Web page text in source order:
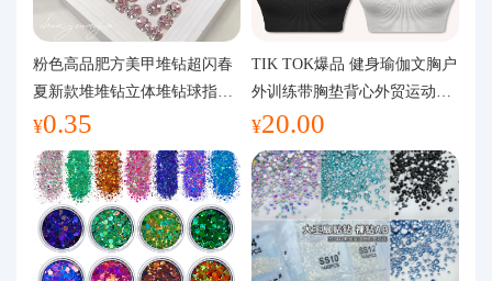
粉色高品肥方美甲堆钻超闪春
夏新款堆堆钻立体堆钻球指甲
装饰品
¥0.35
TIK TOK爆品 健身瑜伽文胸户
外训练带胸垫背心外贸运动瑜
伽服女
¥20.00